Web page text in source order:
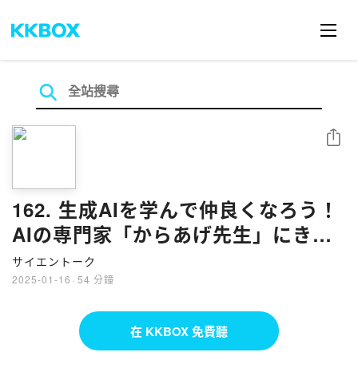
162. 生成AIを学んで仲良くなろう！
AIの専門家「からあげ先生」にきい
てみた。
サイエントーク
2025-01-16 · 54 分鐘
分享
在 KKBOX 免費聽